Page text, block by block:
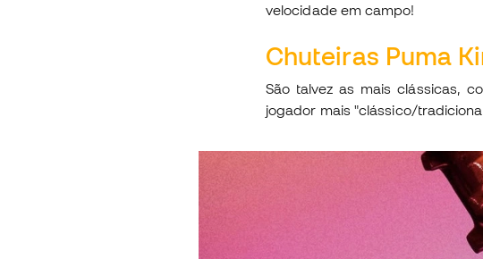
velocidade em campo!
Chuteiras Puma
São talvez as mais clássicas,
jogador mais "clássico/